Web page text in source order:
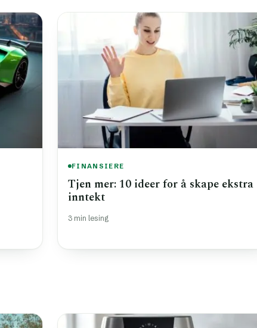
FINANSIERE
Tjen mer: 10 ideer for å skape ekstra
inntekt
3 min lesing